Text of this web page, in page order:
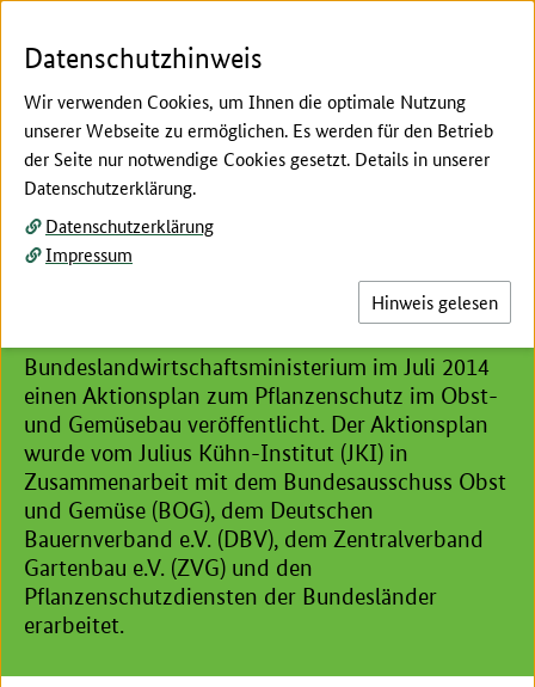
Hier beginnt der Hauptinhalt dieser Seite
Aktionsplan "Pflanzenschutz
im Obst- und Gemüsebau"
Im Rahmen des Nationalen Aktionsplans
Bundeslandwirtschaftsministerium im Juli 2014
einen Aktionsplan zum Pflanzenschutz im Obst-
und Gemüsebau veröffentlicht. Der Aktionsplan
wurde vom Julius Kühn-Institut (JKI) in
Zusammenarbeit mit dem Bundesausschuss Obst
und Gemüse (BOG), dem Deutschen
Bauernverband e.V. (DBV), dem Zentralverband
Gartenbau e.V. (ZVG) und den
Pflanzenschutzdiensten der Bundesländer
erarbeitet.
Datenschutzhinweis
Wir verwenden Cookies, um Ihnen die optimale Nutzung
unserer Webseite zu ermöglichen. Es werden für den Betrieb
der Seite nur notwendige Cookies gesetzt. Details in unserer
Datenschutzerklärung.
Datenschutzerklärung
Impressum
Hinweis gelesen